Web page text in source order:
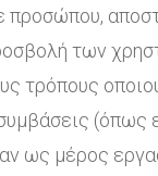
των
τρόπους
(όπως
ως μέρος